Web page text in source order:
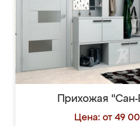
Прихожая "Сан-
Цена: от 49